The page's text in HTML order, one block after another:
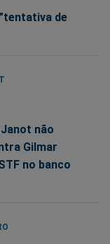
"tentativa de
não
Gilmar
no banco